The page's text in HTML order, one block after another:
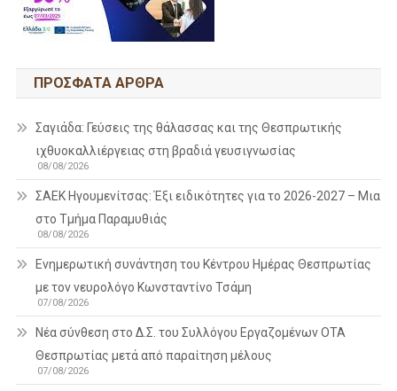
ΠΡΌΣΦΑΤΑ ΆΡΘΡΑ
Σαγιάδα: Γεύσεις της θάλασσας και της Θεσπρωτικής
ιχθυοκαλλιέργειας στη βραδιά γευσιγνωσίας
08/08/2026
ΣΑΕΚ Ηγουμενίτσας: Έξι ειδικότητες για το 2026-2027 – Μια
στο Τμήμα Παραμυθιάς
08/08/2026
Ενημερωτική συνάντηση του Κέντρου Ημέρας Θεσπρωτίας
με τον νευρολόγο Κωνσταντίνο Τσάμη
07/08/2026
Νέα σύνθεση στο Δ.Σ. του Συλλόγου Εργαζομένων ΟΤΑ
Θεσπρωτίας μετά από παραίτηση μέλους
07/08/2026